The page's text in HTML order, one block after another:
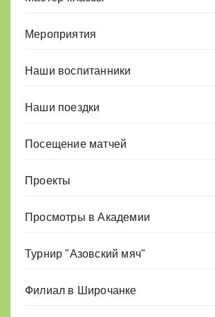
Мероприятия
Наши воспитанники
Наши поездки
Посещение матчей
Проекты
Просмотры в Академии
Турнир "Азовский мяч"
Филиал в Широчанке